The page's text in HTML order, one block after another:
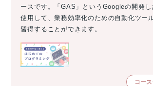
ースです。「GAS」というGoogleの開発し
使用して、業務効率化のための自動化ツー
習得することができます。
コー